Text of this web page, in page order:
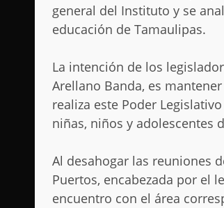
general del Instituto y se
educación de Tamaulipas.
La intención de los
Arellano Banda, es
realiza este Poder
niñas, niños y adolescentes
Al desahogar las reuniones
Puertos, encabezada por el
encuentro con el área